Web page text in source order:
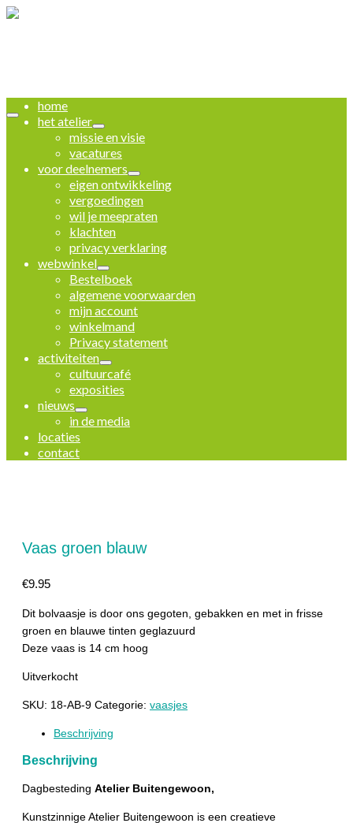
home
het atelier
missie en visie
vacatures
voor deelnemers
eigen ontwikkeling
vergoedingen
wil je meepraten
klachten
privacy verklaring
webwinkel
Bestelboek
algemene voorwaarden
mijn account
winkelmand
Privacy statement
activiteiten
cultuurcafé
exposities
nieuws
in de media
locaties
contact
Vaas groen blauw
€9.95
Dit bolvaasje is door ons gegoten, gebakken en met in frisse
groen en blauwe tinten geglazuurd
Deze vaas is 14 cm hoog
Uitverkocht
SKU: 18-AB-9 Categorie: vaasjes
Beschrijving
Beschrijving
Dagbesteding Atelier Buitengewoon,
Kunstzinnige Atelier Buitengewoon is een creatieve